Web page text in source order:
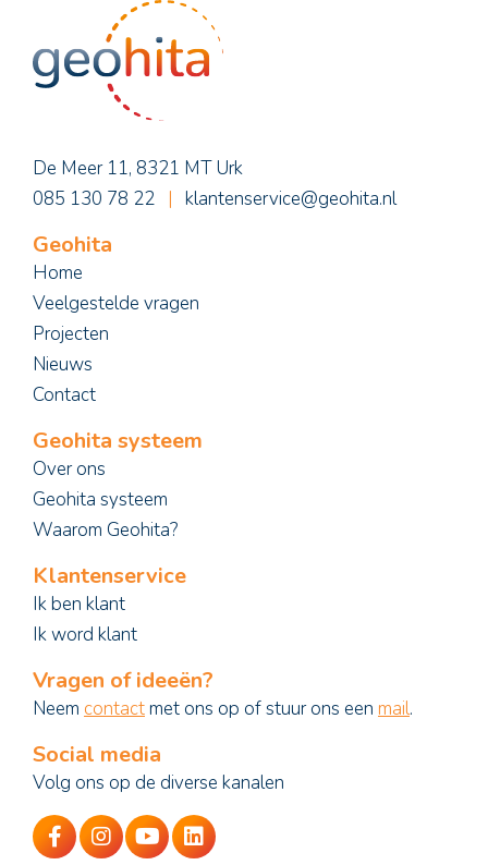
De Meer 11, 8321 MT Urk
085 130 78 22 | klantenservice@geohita.nl
Geohita
Home
Veelgestelde vragen
Projecten
Nieuws
Contact
Geohita systeem
Over ons
Geohita systeem
Waarom Geohita?
Klantenservice
Ik ben klant
Ik word klant
Vragen of ideeën?
Neem contactmet ons op of stuur ons een mail.
Social media
Volg ons op de diverse kanalen